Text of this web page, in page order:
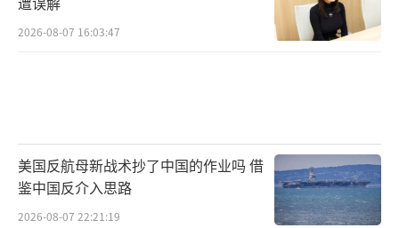
2026-08-07 16:03:47
美国反航母新战术抄了中国的作业吗 借
鉴中国反介入思路
2026-08-07 22:21:19